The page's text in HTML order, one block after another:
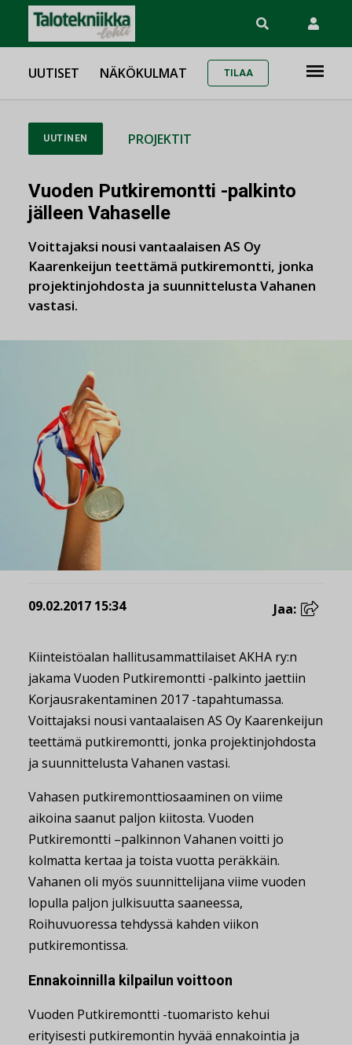
UUTISET NÄKÖKULMAT TILAA
UUTINEN PROJEKTIT
Vuoden Putkiremontti -palkinto
jälleen Vahaselle
Voittajaksi nousi vantaalaisen AS Oy
Kaarenkeijun teettämä putkiremontti, jonka
projektinjohdosta ja suunnittelusta Vahanen
vastasi.
09.02.2017 15:34 Jaa:
Kiinteistöalan hallitusammattilaiset AKHA ry:n
jakama Vuoden Putkiremontti -palkinto jaettiin
Korjausrakentaminen 2017 -tapahtumassa.
Voittajaksi nousi vantaalaisen AS Oy Kaarenkeijun
teettämä putkiremontti, jonka projektinjohdosta
ja suunnittelusta Vahanen vastasi.
Vahasen putkiremonttiosaaminen on viime
aikoina saanut paljon kiitosta. Vuoden
Putkiremontti –palkinnon Vahanen voitti jo
kolmatta kertaa ja toista vuotta peräkkäin.
Vahanen oli myös suunnittelijana viime vuoden
lopulla paljon julkisuutta saaneessa,
Roihuvuoressa tehdyssä kahden viikon
putkiremontissa.
Ennakoinnilla kilpailun voittoon
Vuoden Putkiremontti -tuomaristo kehui
erityisesti putkiremontin hyvää ennakointia ja